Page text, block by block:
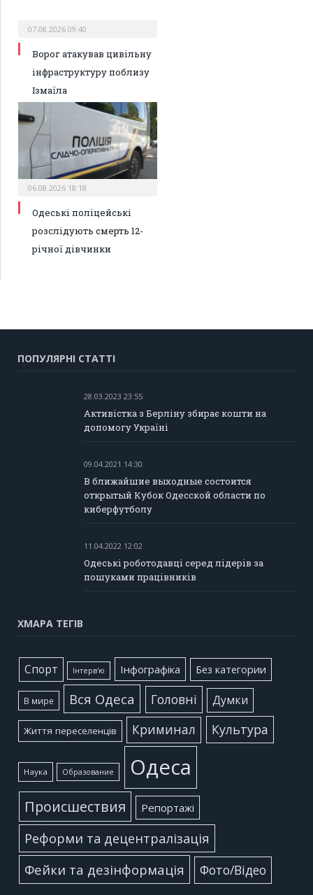
07.08.2026 09:40
Ворог атакував цивільну
інфраструктуру поблизу
Ізмаїла
06.08.2026 18:18
Одеські поліцейські
розслідують смерть 12-
річної дівчинки
ПОПУЛЯРНІ СТАТТІ
28.03.2023 23:55
Активістка з Берліну збирає кошти на
допомогу Україні
09.04.2021 14:30
В ближайшие выходные состоится
открытый Кубок Одесской области по
киберфутболу
11.04.2022 12:02
Одеські роботодавці серед лідерів за
пошуками працівників
ХМАРА ТЕГІВ
Cпорт Інтерв'ю Інфографіка Без категории
В мире Вся Одеса Головні Думки
Життя переселенців Криминал Культура
Наука Образование Одеса
Происшествия Репортажі
Реформи та децентралізація
Фейки та дезінформація
Фото/Відео